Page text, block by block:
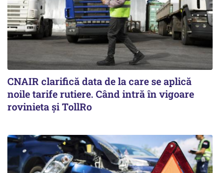
CNAIR clarifică data de la care se aplică
noile tarife rutiere. Când intră în vigoare
rovinieta și TollRo